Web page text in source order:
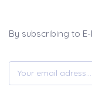
By subscribing to